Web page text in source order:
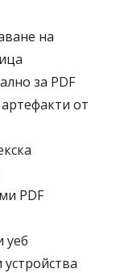
на
за PDF
от
PDF
уеб